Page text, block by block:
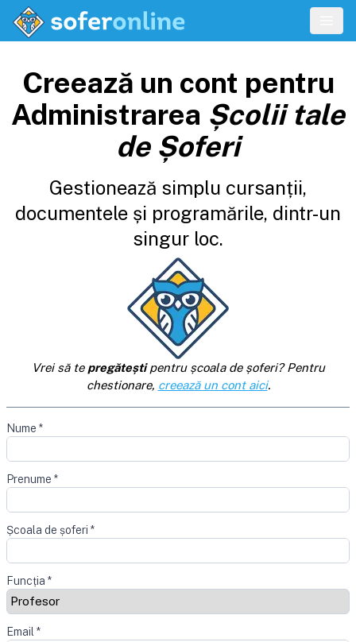
Creează un cont pentru
Administrarea Școlii tale
de Șoferi
Gestionează simplu cursanții,
documentele și programările, dintr-un
singur loc.
Vrei să te pregăteștipentru școala de șoferi? Pentru
chestionare, creează un cont aici.
Nume *
Prenume *
Școala de șoferi *
Funcția *
Email *